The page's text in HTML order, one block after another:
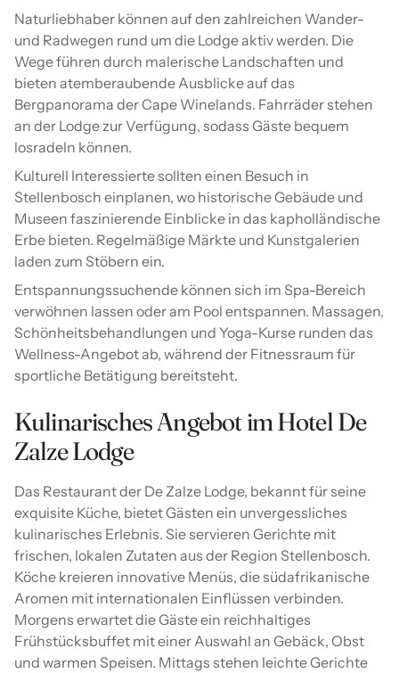
Naturliebhaber können auf den zahlreichen Wander-
und Radwegen rund um die Lodge aktiv werden. Die
Wege führen durch malerische Landschaften und
bieten atemberaubende Ausblicke auf das
Bergpanorama der Cape Winelands. Fahrräder stehen
an der Lodge zur Verfügung, sodass Gäste bequem
losradeln können.
Kulturell Interessierte sollten einen Besuch in
Stellenbosch einplanen, wo historische Gebäude und
Museen faszinierende Einblicke in das kapholländische
Erbe bieten. Regelmäßige Märkte und Kunstgalerien
laden zum Stöbern ein.
Entspannungssuchende können sich im Spa-Bereich
verwöhnen lassen oder am Pool entspannen. Massagen,
Schönheitsbehandlungen und Yoga-Kurse runden das
Wellness-Angebot ab, während der Fitnessraum für
sportliche Betätigung bereitsteht.
Kulinarisches Angebot im Hotel De
Zalze Lodge
Das Restaurant der De Zalze Lodge, bekannt für seine
exquisite Küche, bietet Gästen ein unvergessliches
kulinarisches Erlebnis. Sie servieren Gerichte mit
frischen, lokalen Zutaten aus der Region Stellenbosch.
Köche kreieren innovative Menüs, die südafrikanische
Aromen mit internationalen Einflüssen verbinden.
Morgens erwartet die Gäste ein reichhaltiges
Frühstücksbuffet mit einer Auswahl an Gebäck, Obst
und warmen Speisen. Mittags stehen leichte Gerichte